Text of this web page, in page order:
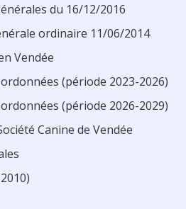
du 16/12/2016
ordinaire 11/06/2014
Vendée
(période 2023-2026)
(période 2026-2029)
Canine de Vendée